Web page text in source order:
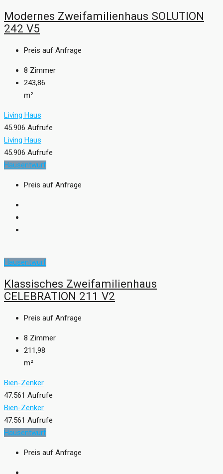
Modernes Zweifamilienhaus SOLUTION
242 V5
Preis auf Anfrage
8 Zimmer
243,86
m²
Living Haus
45.906 Aufrufe
Living Haus
45.906 Aufrufe
Hausentwurf
Preis auf Anfrage
Hausentwurf
Klassisches Zweifamilienhaus
CELEBRATION 211 V2
Preis auf Anfrage
8 Zimmer
211,98
m²
Bien-Zenker
47.561 Aufrufe
Bien-Zenker
47.561 Aufrufe
Hausentwurf
Preis auf Anfrage